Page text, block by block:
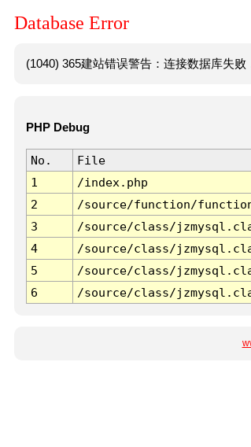
Database Error
(1040) 365建站错误警告：连接数据库失
PHP Debug
No. File
1
/index.php
2
/source/function/
3
/source/class/
4
/source/class/
5
/source/class/
6
/source/class/